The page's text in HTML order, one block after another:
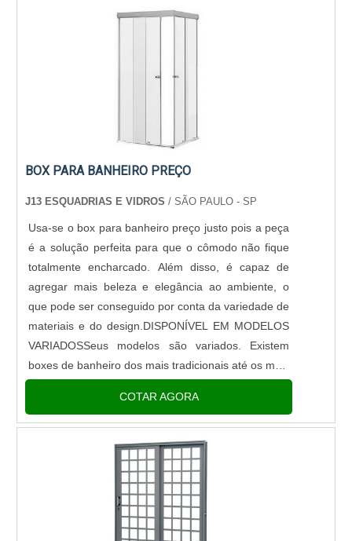
BOX PARA BANHEIRO PREÇO
J13 ESQUADRIAS E VIDROS / SÃO PAULO - SP
Usa-se o box para banheiro preço justo pois a peça
é a solução perfeita para que o cômodo não fique
totalmente encharcado. Além disso, é capaz de
agregar mais beleza e elegância ao ambiente, o
que pode ser conseguido por conta da variedade de
materiais e do design.DISPONÍVEL EM MODELOS
VARIADOSSeus modelos são variados. Existem
boxes de banheiro dos mais tradicionais até os mais
lojas de decoração, construção ou em vidraçarias.
O modelo de box mai.
COTAR AGORA